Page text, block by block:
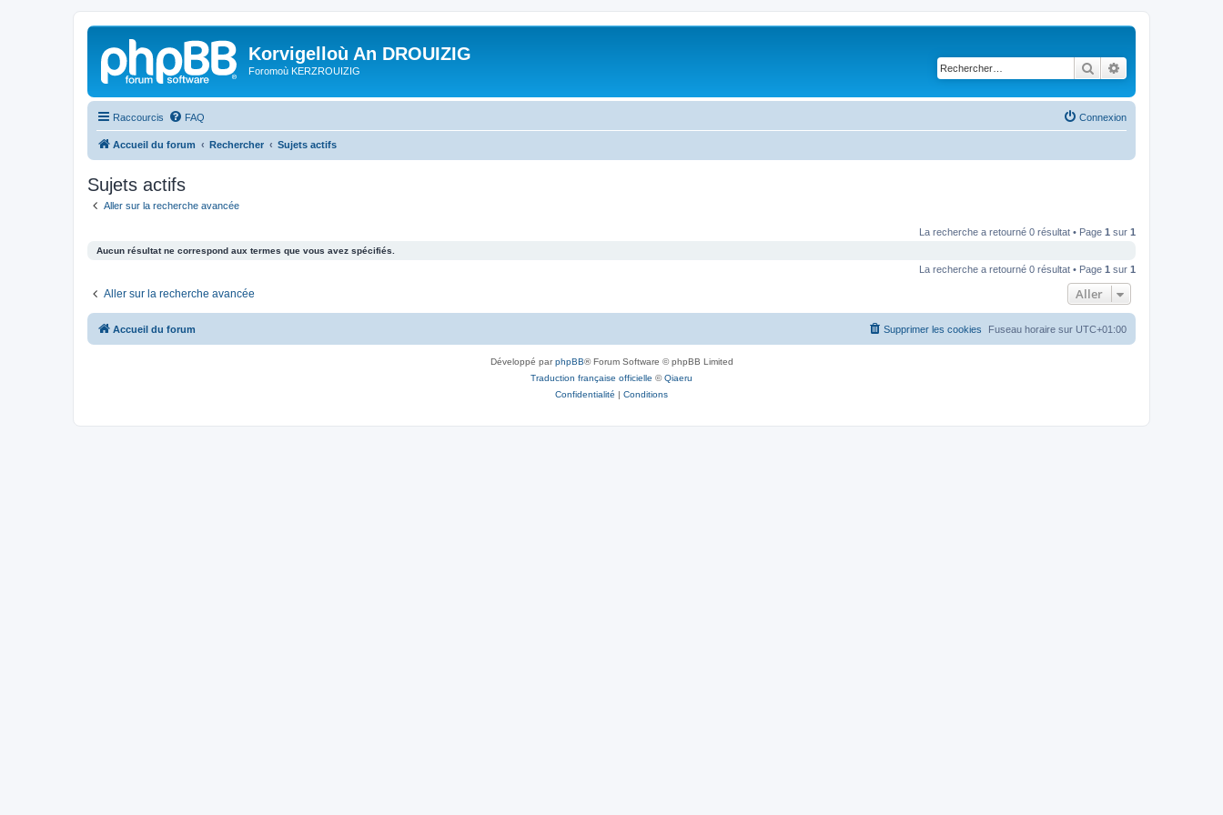
Korvigelloù An DROUIZIG
Foromoù KERZROUIZIG Rechercher
Raccourcis FAQ Connexion
Accueil du forum Rechercher Sujets actifs
Sujets actifs
Aller sur la recherche avancée
La recherche a retourné 0 résultat • Page 1 sur 1
Aucun résultat ne correspond aux termes que vous avez spécifiés.
La recherche a retourné 0 résultat • Page 1 sur 1
Aller sur la recherche avancée Aller
Accueil du forum Fuseau horaire sur UTC+01:00
Supprimer les cookies
Développé parphpBB® Forum Software © phpBB Limited
Traduction française officielle ©Qiaeru
Confidentialité | Conditions